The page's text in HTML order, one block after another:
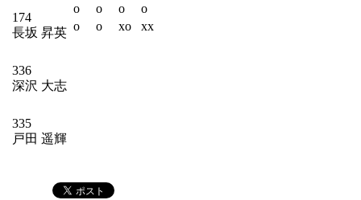
174
長坂 昇英
o o o
o
o
o xo xx
336
深沢 大志
335
戸田 遥輝